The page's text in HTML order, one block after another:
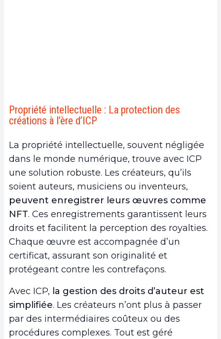
Propriété intellectuelle : La protection des
créations à l’ère d’ICP
La propriété intellectuelle, souvent négligée
dans le monde numérique, trouve avec ICP
une solution robuste. Les créateurs, qu’ils
soient auteurs, musiciens ou inventeurs,
peuvent enregistrer leurs œuvres comme
NFT. Ces enregistrements garantissent leurs
droits et facilitent la perception des royalties.
Chaque œuvre est accompagnée d’un
certificat, assurant son originalité et
protégeant contre les contrefaçons.
Avec ICP, la gestion des droits d’auteur est
simplifiée. Les créateurs n’ont plus à passer
par des intermédiaires coûteux ou des
procédures complexes. Tout est géré